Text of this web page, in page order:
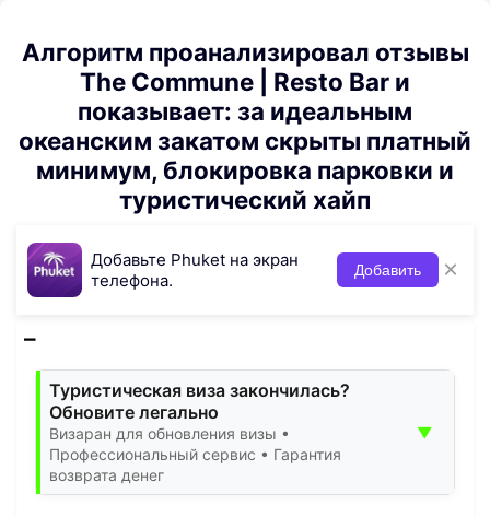
Алгоритм проанализировал отзывы
The Commune | Resto Bar и
показывает: за идеальным
океанским закатом скрыты платный
минимум, блокировка парковки и
туристический хайп
Добавьте Phuket на экран
телефона.
Добавить ×
Туристическая виза закончилась?
Обновите легально
Визаран для обновления визы •
Профессиональный сервис • Гарантия
возврата денег
▼